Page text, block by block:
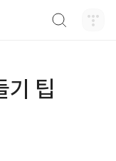
기 팁